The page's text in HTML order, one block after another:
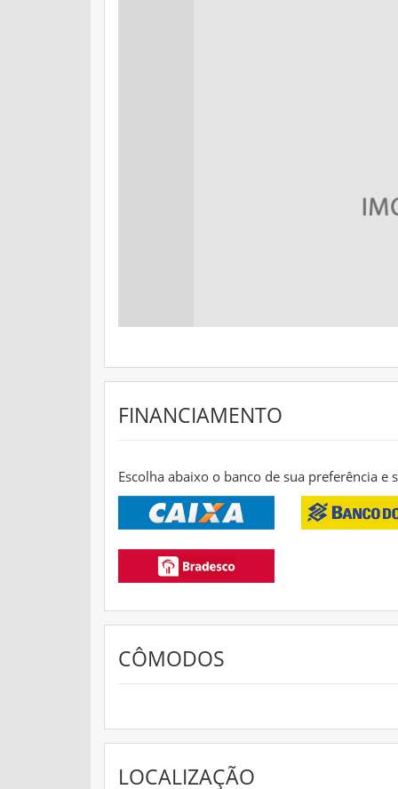
FINANCIAMENTO
Escolha abaixo o banco de sua preferência
CÔMODOS
LOCALIZAÇÃO